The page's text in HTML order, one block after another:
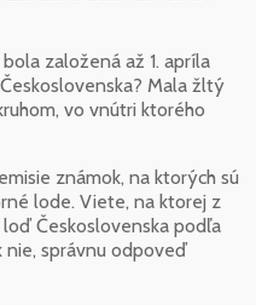
založená až 1. apríla
Mala žltý
vo vnútri ktorého
známok, na ktorých sú
lode. Viete, na ktorej z
Československa podľa
nie, správnu odpoveď